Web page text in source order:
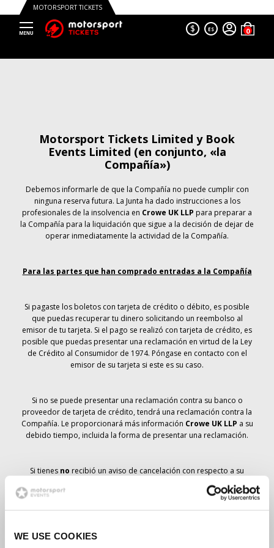
WE USE COOKIES
MOTORSPORT TICKETS
$ ES
Motorsport Tickets Limited y Book
Events Limited (en conjunto, «la
Compañía»)
Debemos informarle de que la Compañía no puede cumplir con
ninguna reserva futura. La Junta ha dado instrucciones a los
profesionales de la insolvencia en Crowe UK LLP para preparar a
la Compañía para la liquidación que sigue a la decisión de dejar de
operar inmediatamente la actividad de la Compañía.
Para las partes que han comprado entradas a la Compañía
Si pagaste los boletos con tarjeta de crédito o débito, es posible
que puedas recuperar tu dinero solicitando un reembolso al
emisor de tu tarjeta. Si el pago se realizó con tarjeta de crédito, es
posible que puedas presentar una reclamación en virtud de la Ley
de Crédito al Consumidor de 1974. Póngase en contacto con el
emisor de su tarjeta si este es su caso.
Si no se puede presentar una reclamación contra su banco o
proveedor de tarjeta de crédito, tendrá una reclamación contra la
Compañía. Le proporcionará más información Crowe UK LLP a su
debido tiempo, incluida la forma de presentar una reclamación.
Si tienes no recibió un aviso de cancelación con respecto a su
pedido de entradas, su reserva no se ha cancelado y se prevé que
recibirá las entradas que ha pedido a su debido tiempo. La